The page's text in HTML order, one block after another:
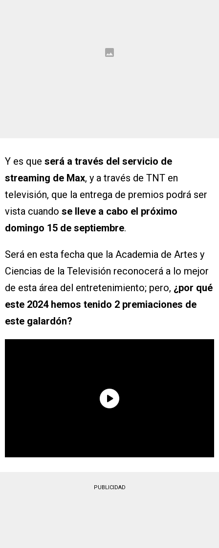
Y es que será a través del servicio de
streaming de Max, y a través de TNT en
televisión, que la entrega de premios podrá ser
vista cuando se lleve a cabo el próximo
domingo 15 de septiembre.
Será en esta fecha que la Academia de Artes y
Ciencias de la Televisión reconocerá a lo mejor
de esta área del entretenimiento; pero, ¿por qué
este 2024 hemos tenido 2 premiaciones de
este galardón?
PUBLICIDAD